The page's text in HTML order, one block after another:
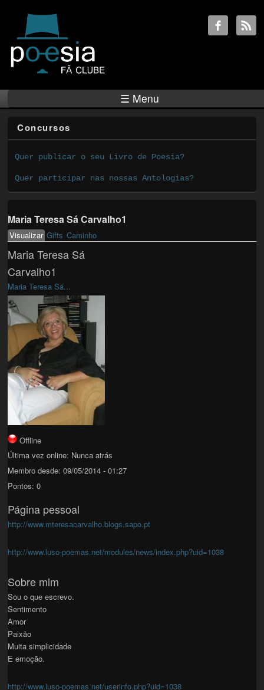
☰ Menu
Concursos
Quer publicar o seu Livro de Poesia?
Quer participar nas nossas Antologias?
Maria Teresa Sá Carvalho1
Primary tabs
Visualizar(active tab)
Gifts Caminho
Maria Teresa Sá
Carvalho1
Maria Teresa Sá...
Offline
Última vez online: Nunca atrás
Membro desde: 09/05/2014 - 01:27
Pontos: 0
Página pessoal
http://www.mteresacarvalho.blogs.sapo.pt
http://www.luso-poemas.net/modules/news/index.php?uid=1038
Sobre mim
Sou o que escrevo.
Sentimento
Amor
Paixão
Muita simplicidade
E emoção.
http://www.luso-poemas.net/userinfo.php?uid=1038